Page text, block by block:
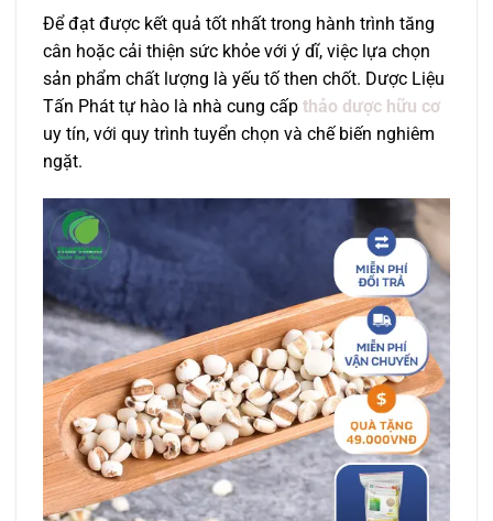
Để đạt được kết quả tốt nhất trong hành trình tăng
cân hoặc cải thiện sức khỏe với ý dĩ, việc lựa chọn
sản phẩm chất lượng là yếu tố then chốt. Dược Liệu
Tấn Phát tự hào là nhà cung cấp thảo dược hữu cơ
uy tín, với quy trình tuyển chọn và chế biến nghiêm
ngặt.